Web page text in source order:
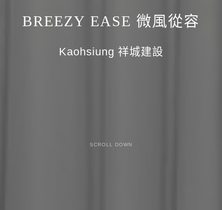
BREEZY EASE 微風從容
Kaohsiung 祥城建設
SCROLL DOWN